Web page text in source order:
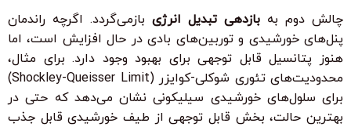
چالش دوم به بازدهی تبدیل انرژی بازمی‌گردد. اگرچه راندمان
پنل‌های خورشیدی و توربین‌های بادی در حال افزایش است، اما
هنوز پتانسیل قابل توجهی برای بهبود وجود دارد. برای مثال،
محدودیت‌های تئوری شوکلی-کوایزر (Shockley-Queisser Limit)
برای سلول‌های خورشیدی سیلیکونی نشان می‌دهد که حتی در
بهترین حالت، بخش قابل توجهی از طیف خورشیدی قابل جذب